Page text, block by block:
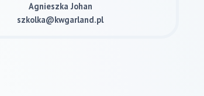
Agnieszka Johan
szkolka@kwgarland.pl